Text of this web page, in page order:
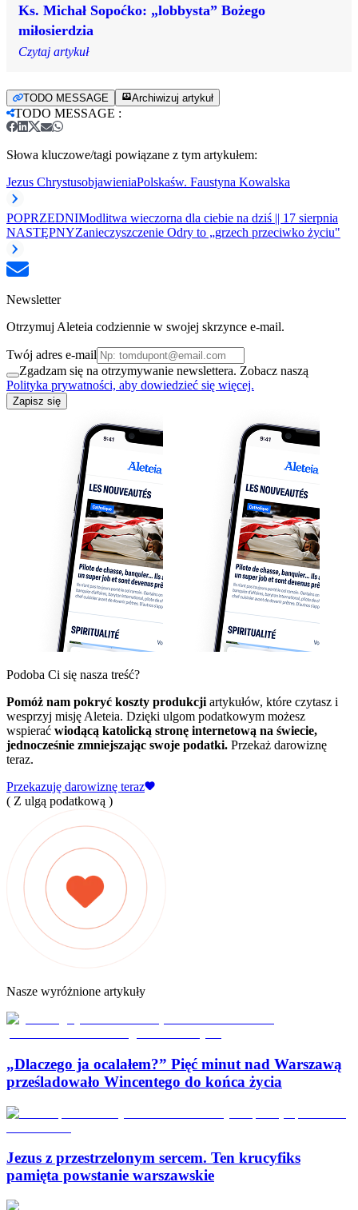
Ks. Michał Sopoćko: „lobbysta” Bożego
miłosierdzia
Czytaj artykuł
TODO MESSAGE Archiwizuj artykuł
TODO MESSAGE :
Słowa kluczowe/tagi powiązane z tym artykułem:
Jezus ChrystusobjawieniaPolskaśw. Faustyna Kowalska
POPRZEDNIModlitwa wieczorna dla ciebie na dziś || 17 sierpnia
NASTĘPNYZanieczyszczenie Odry to „grzech przeciwko życiu"
Newsletter
Otrzymuj Aleteia codziennie w swojej skrzynce e-mail.
Twój adres e-mail
Zgadzam się na otrzymywanie newslettera. Zobacz naszą
Polityka prywatności, aby dowiedzieć się więcej.
Zapisz się
Podoba Ci się nasza treść?
Pomóż nam pokryć koszty produkcji artykułów, które czytasz i
wesprzyj misję Aleteia. Dzięki ulgom podatkowym możesz
wspierać wiodącą katolicką stronę internetową na świecie,
jednocześnie zmniejszając swoje podatki. Przekaż darowiznę
teraz.
Przekazuję darowiznę teraz
( Z ulgą podatkową )
Nasze wyróżnione artykuły
„Dlaczego ja ocalałem?” Pięć minut nad Warszawą
prześladowało Wincentego do końca życia
Jezus z przestrzelonym sercem. Ten krucyfiks
pamięta powstanie warszawskie